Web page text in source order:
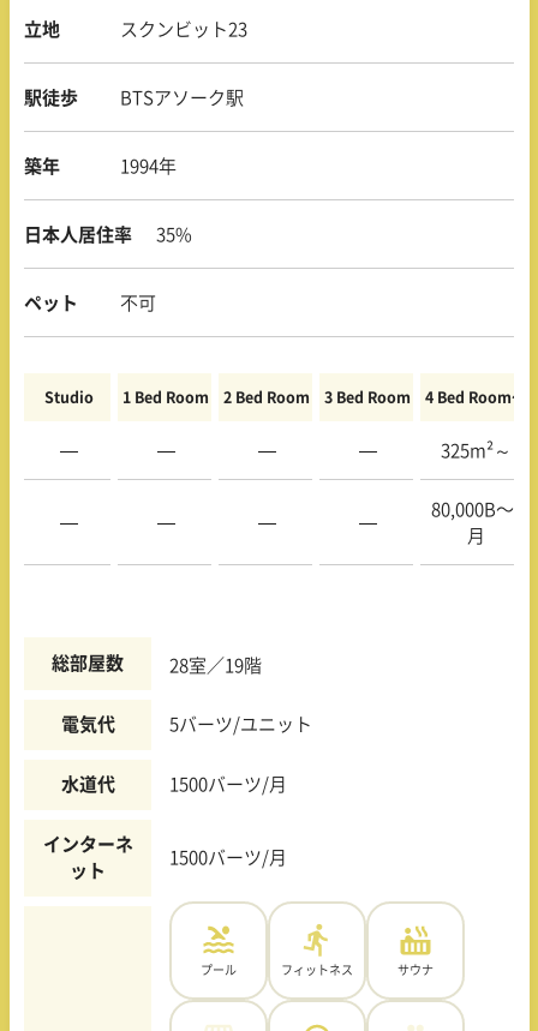
立地 スクンビット23
駅徒歩 BTSアソーク駅
築年 1994年
日本人居住率 35%
ペット 不可
Studio 1 Bed Room 2 Bed Room 3 Bed Room 4 Bed Room〜
— — — — 325m²～
— — — —
80,000B〜/
月
総部屋数 28室／19階
電気代 5バーツ/ユニット
水道代 1500バーツ/月
インターネ
ット
1500バーツ/月
プール フィットネス サウナ